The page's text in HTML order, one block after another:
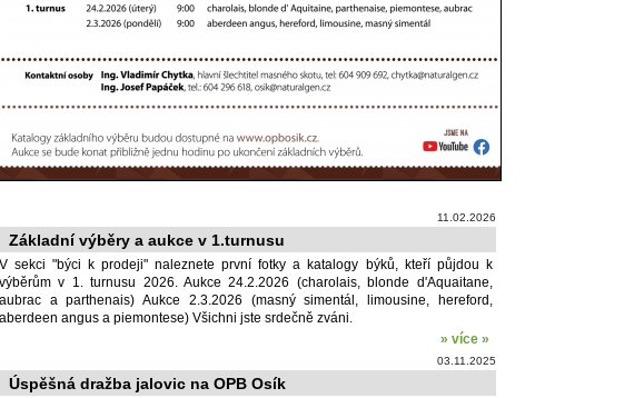
11.02.2026
Základní výběry a aukce v 1.turnusu
V sekci "býci k prodeji" naleznete první fotky a katalogy býků, kteří půjdou k
výběrům v 1. turnusu 2026. Aukce 24.2.2026 (charolais, blonde d'Aquaitane,
aubrac a parthenais) Aukce 2.3.2026 (masný simentál, limousine, hereford,
aberdeen angus a piemontese) Všichni jste srdečně zváni.
» více »
03.11.2025
Úspěšná dražba jalovic na OPB Osík